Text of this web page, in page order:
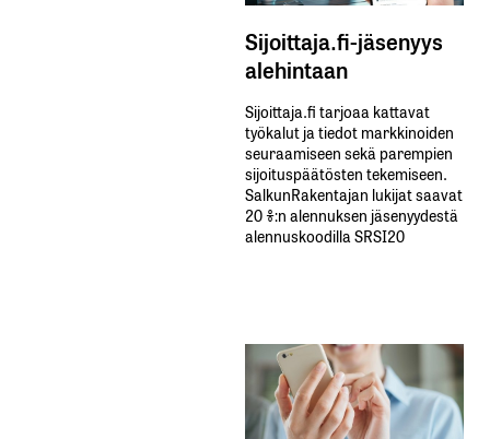
Sijoittaja.fi-jäsenyys
alehintaan
Sijoittaja.fi tarjoaa kattavat
työkalut ja tiedot markkinoiden
seuraamiseen sekä parempien
sijoituspäätösten tekemiseen.
SalkunRakentajan lukijat saavat
20 %:n alennuksen jäsenyydestä
alennuskoodilla SRSI20